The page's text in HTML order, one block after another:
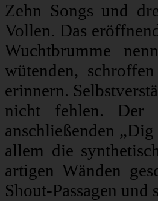
Zehn Songs und
Vollen. Das
Wuchtbrumme
wütenden,
erinnern.
nicht fehlen.
anschließenden
allem die
artigen Wänden
Shout-Passagen